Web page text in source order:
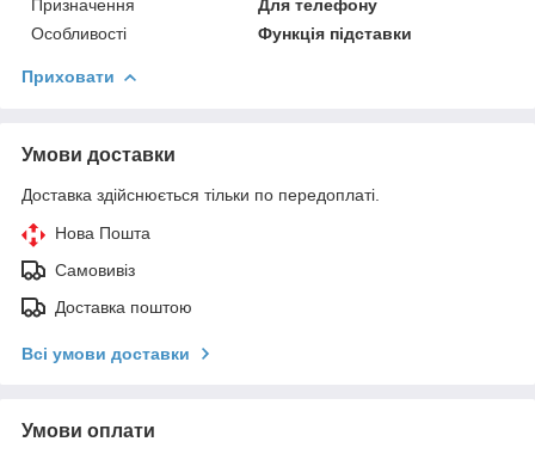
Призначення
Для телефону
Особливості
Функція підставки
Приховати
Умови доставки
Доставка здійснюється тільки по передоплаті.
Нова Пошта
Самовивіз
Доставка поштою
Всі умови доставки
Умови оплати